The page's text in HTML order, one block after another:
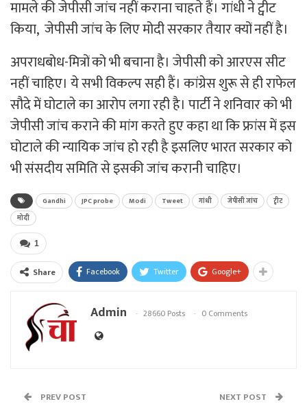
मामले की जेपीसी जांच नहीं कराना चाहते हैं। गांधी ने ट्वीट
किया, जेपीसी जांच के लिए मोदी सरकार तैयार क्यों नहीं है।
अपराधबोध-मित्रों को भी बचाना है। जेपीसी को आरएस सीट
नहीं चाहिए। ये सभी विकल्प सही हैं। कांग्रेस शुरू से ही राफेल
सौदे में घोटाले का आरोप लगा रही है। पार्टी ने शनिवार को भी
जेपीसी जांच कराने की मांग करते हुए कहा था कि फ्रांस में इस
घोटाले की न्यायिक जांच हो रही है इसलिए भारत सरकार को
भी संसदीय समिति से इसकी जांच करानी चाहिए।
Gandhi JPC probe Modi Tweet गांधी जेपीसी जांच
ट्वीट
मोदी
1
Share Facebook Twitter Google+
Admin 28660 Posts 0 Comments
PREV POST NEXT POST